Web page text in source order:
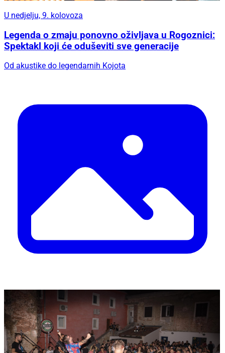
U nedjelju, 9. kolovoza
Legenda o zmaju ponovno oživljava u Rogoznici:
Spektakl koji će oduševiti sve generacije
Od akustike do legendarnih Kojota